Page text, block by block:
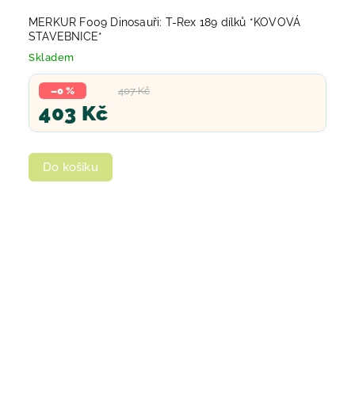
MERKUR F009 Dinosauři: T-Rex 189 dílků *KOVOVÁ
STAVEBNICE*
Skladem
407 Kč
–0 %
403 Kč
Do košíku